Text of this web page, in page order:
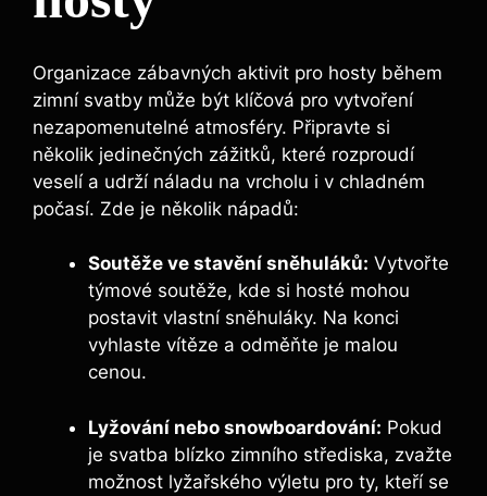
Organizace zábavných aktivit pro hosty během
zimní svatby může být klíčová pro vytvoření
nezapomenutelné atmosféry. Připravte si
několik jedinečných zážitků, které rozproudí
veselí a udrží náladu na vrcholu i v chladném
počasí. Zde je několik nápadů:
Soutěže ve stavění sněhuláků: Vytvořte
týmové soutěže, kde si hosté mohou
postavit vlastní sněhuláky. Na konci
vyhlaste vítěze a odměňte je malou
cenou.
Lyžování nebo snowboardování: Pokud
je svatba blízko zimního střediska, zvažte
možnost lyžařského výletu pro ty, kteří se